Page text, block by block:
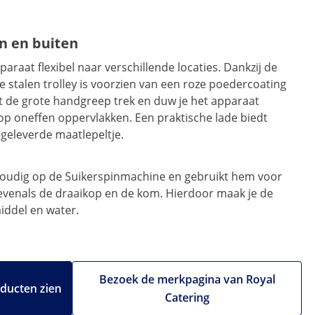
en buiten
flexibel naar verschillende locaties. Dankzij de
trolley is voorzien van een roze poedercoating
grote handgreep trek en duw je het apparaat
oneffen oppervlakken. Een praktische lade biedt
maatlepeltje.
op de Suikerspinmachine en gebruikt hem voor
de draaikop en de kom. Hierdoor maak je de
en water.
Bezoek de merkpagina van Royal
Catering
zien